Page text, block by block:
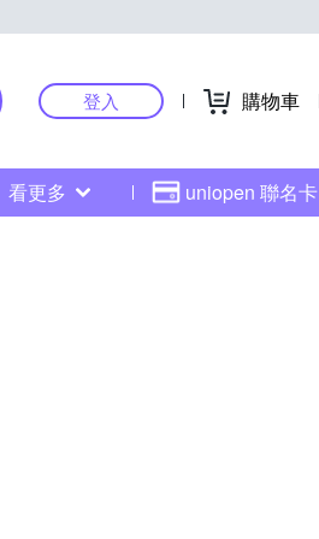
登入 購物車
看更多 uniopen 聯名卡